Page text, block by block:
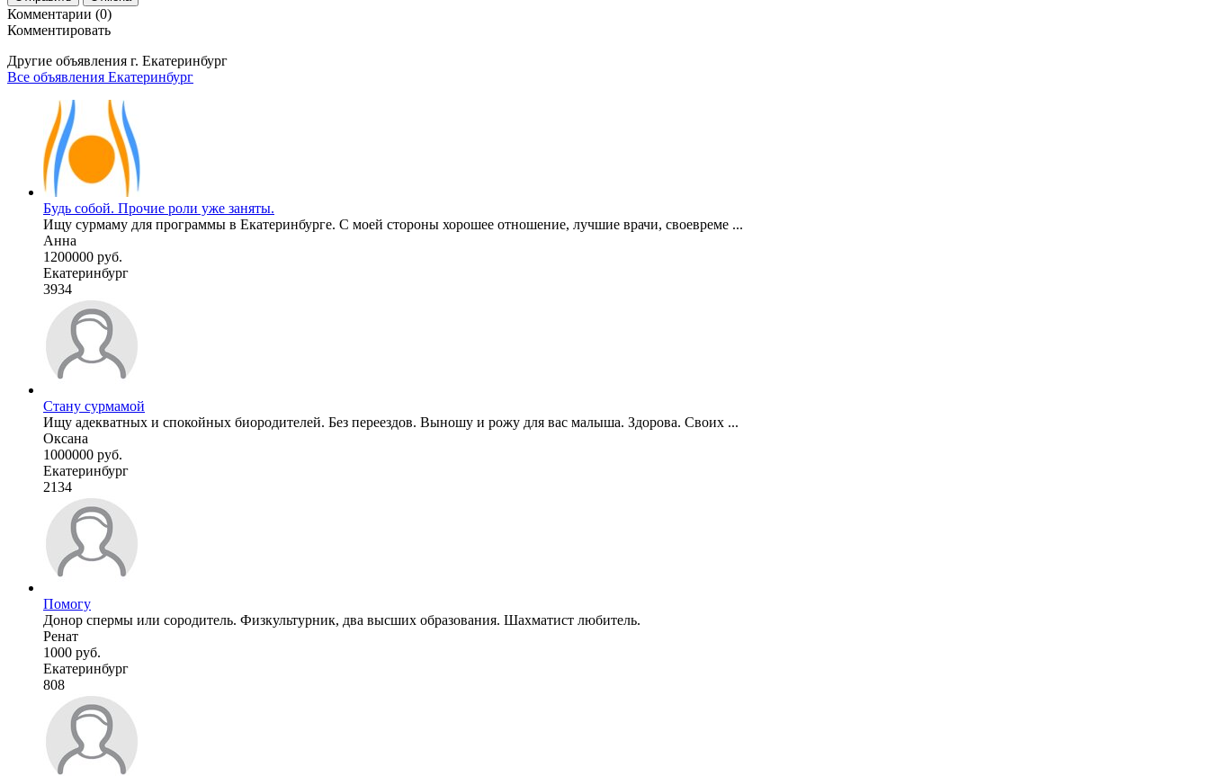
Комментарии (0)
Комментировать
Другие объявления г. Екатеринбург
Все объявления Екатеринбург
Будь собой. Прочие роли уже заняты.
Ищу сурмаму для программы в Екатеринбурге. С моей стороны хорошее отношение, лучшие врачи, своевреме ...
Анна
1200000 руб.
Екатеринбург
3934
Стану сурмамой
Ищу адекватных и спокойных биородителей. Без переездов. Выношу и рожу для вас малыша. Здорова. Своих ...
Оксана
1000000 руб.
Екатеринбург
2134
Помогу
Донор спермы или сородитель. Физкультурник, два высших образования. Шахматист любитель.
Ренат
1000 руб.
Екатеринбург
808